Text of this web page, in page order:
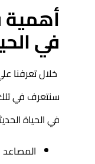
أهمية
في
خلال تعرفنا
سنتعرف في
في الحياة
المصاعد